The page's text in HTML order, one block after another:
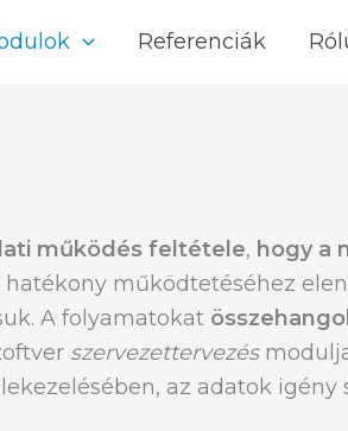
Referenciák
működés feltétele, hogy a
hatékony működtetéséhez
A folyamatokat
szervezettervezés
az adatok